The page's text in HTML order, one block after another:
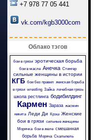
+7 978 77 05 441
vk.com/kgb3000com
Облако тэгов
бои в грязи эротическая борьба
бои в масле Анечка Стингер
сильные женщины в истории
КГБ бои без правил женская борьба
в грязи wrestling Зайка лечебная грязь
школа рестлинга бодибилдинг
Кармен Зараза жасмин
никита
Леди Ди Крэш Женские
бои в грязи сильные женщины
Морячка бои в желе смешанная
борьба Моряча Скальпель